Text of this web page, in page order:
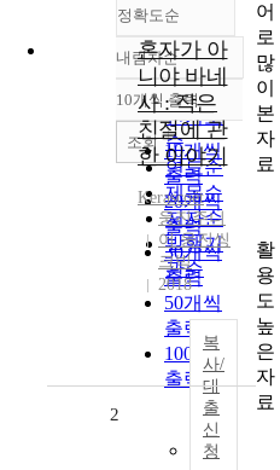
정확도순
정확도
순
인기도
순
연도순
제목순
저자순
발행기
관순
내림차순
내림차순
10개씩 출력
10개씩
출력
20개씩
출력
30개씩
출력
50개씩
출력
100개씩
출력
조회
혼자가 아
니야 바네
사 : 작은
친절에 관
한 이야기
Kerascoët
웅진주니
어 웅진씽
크빅
2018
복
사/
대
출
신
청
2
어
로
많
이
본
자
료
활
용
도
높
은
자
료